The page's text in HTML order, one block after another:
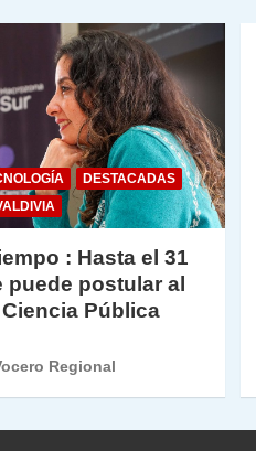
DESTACADAS
: Hasta el 31
puede postular al
Pública
Regional